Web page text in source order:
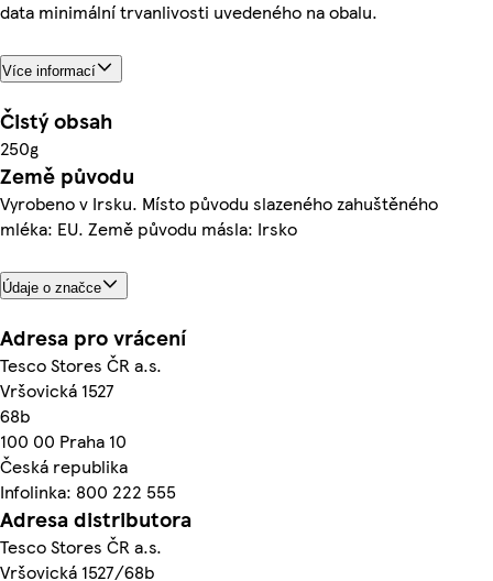
data minimální trvanlivosti uvedeného na obalu.
Více informací
Čistý obsah
250g
Země původu
Vyrobeno v Irsku. Místo původu slazeného zahuštěného
mléka: EU. Země původu másla: Irsko
Údaje o značce
Adresa pro vrácení
Tesco Stores ČR a.s.
Vršovická 1527
68b
100 00 Praha 10
Česká republika
Infolinka: 800 222 555
Adresa distributora
Tesco Stores ČR a.s.
Vršovická 1527/68b